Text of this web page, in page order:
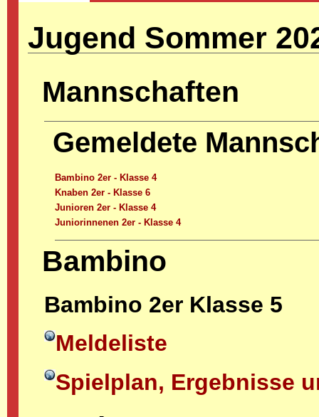
Jugend Sommer
Mannschaften
Gemeldete
Bambino 2er - Klasse 4
Knaben 2er - Klasse 6
Junioren 2er - Klasse 4
Juniorinnenen 2er - Klasse 4
Bambino
Bambino 2er Klasse 5
Meldeliste
Spielplan, Ergebnisse